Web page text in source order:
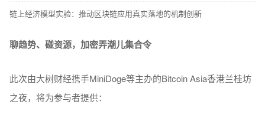
链上经济模型实验：推动区块链应用真实落地的机制创新
聊趋势、碰资源，加密弄潮儿集合令
此次由大树财经携手MiniDoge等主办的Bitcoin Asia香港兰桂坊
之夜，将为参与者提供：